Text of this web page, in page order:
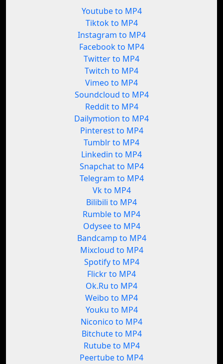
Youtube to MP4
Tiktok to MP4
Instagram to MP4
Facebook to MP4
Twitter to MP4
Twitch to MP4
Vimeo to MP4
Soundcloud to MP4
Reddit to MP4
Dailymotion to MP4
Pinterest to MP4
Tumblr to MP4
Linkedin to MP4
Snapchat to MP4
Telegram to MP4
Vk to MP4
Bilibili to MP4
Rumble to MP4
Odysee to MP4
Bandcamp to MP4
Mixcloud to MP4
Spotify to MP4
Flickr to MP4
Ok.Ru to MP4
Weibo to MP4
Youku to MP4
Niconico to MP4
Bitchute to MP4
Rutube to MP4
Peertube to MP4